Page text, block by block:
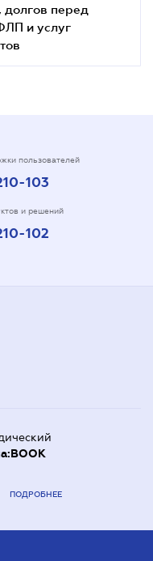
долгов перед
и услуг
пользователей
103
и решений
102
ПОДРОБНЕЕ